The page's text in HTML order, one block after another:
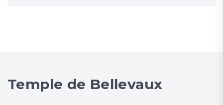
Temple de Bellevaux